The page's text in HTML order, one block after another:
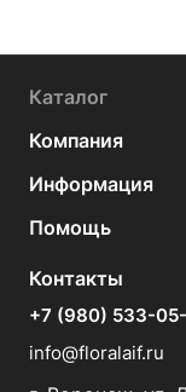
Каталог
Компания
Информация
Помощь
Контакты
+7 (980) 533-
info@floralaif.ru